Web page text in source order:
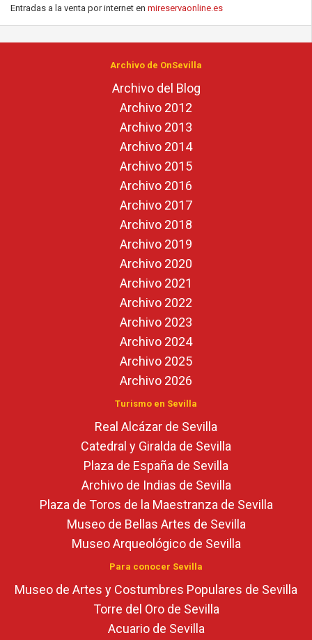
Entradas a la venta por internet en mireservaonline.es
Archivo de OnSevilla
Archivo del Blog
Archivo 2012
Archivo 2013
Archivo 2014
Archivo 2015
Archivo 2016
Archivo 2017
Archivo 2018
Archivo 2019
Archivo 2020
Archivo 2021
Archivo 2022
Archivo 2023
Archivo 2024
Archivo 2025
Archivo 2026
Turismo en Sevilla
Real Alcázar de Sevilla
Catedral y Giralda de Sevilla
Plaza de España de Sevilla
Archivo de Indias de Sevilla
Plaza de Toros de la Maestranza de Sevilla
Museo de Bellas Artes de Sevilla
Museo Arqueológico de Sevilla
Para conocer Sevilla
Museo de Artes y Costumbres Populares de Sevilla
Torre del Oro de Sevilla
Acuario de Sevilla